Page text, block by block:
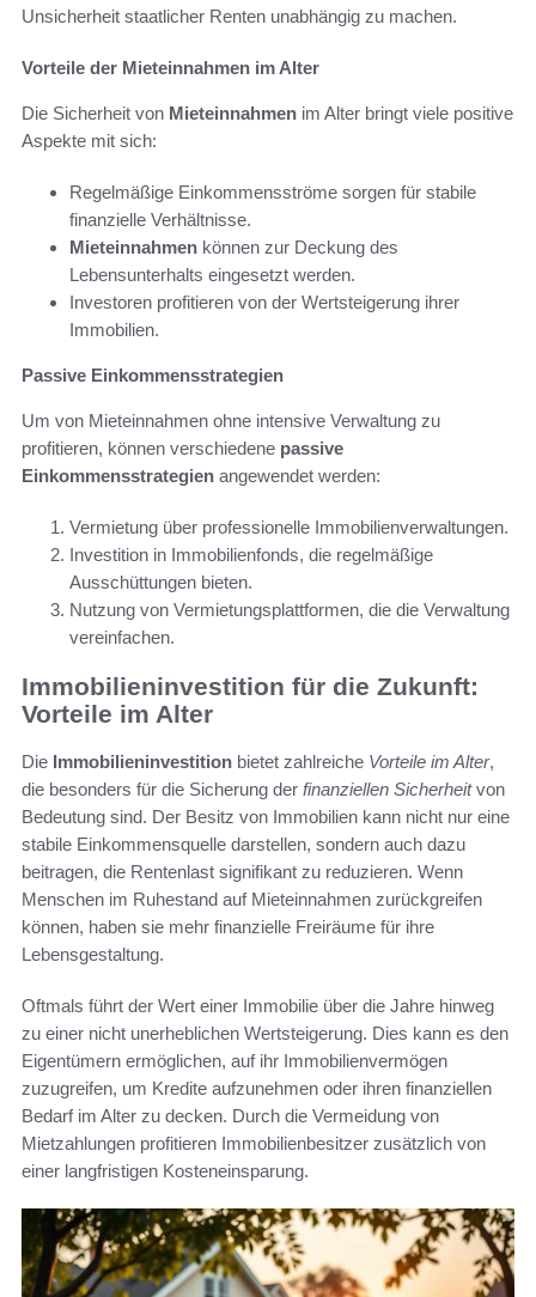
Unsicherheit staatlicher Renten unabhängig zu machen.
Vorteile der Mieteinnahmen im Alter
Die Sicherheit von Mieteinnahmen im Alter bringt viele positive
Aspekte mit sich:
Regelmäßige Einkommensströme sorgen für stabile
finanzielle Verhältnisse.
Mieteinnahmen können zur Deckung des
Lebensunterhalts eingesetzt werden.
Investoren profitieren von der Wertsteigerung ihrer
Immobilien.
Passive Einkommensstrategien
Um von Mieteinnahmen ohne intensive Verwaltung zu
profitieren, können verschiedene passive
Einkommensstrategien angewendet werden:
Vermietung über professionelle Immobilienverwaltungen.
Investition in Immobilienfonds, die regelmäßige
Ausschüttungen bieten.
Nutzung von Vermietungsplattformen, die die Verwaltung
vereinfachen.
Immobilieninvestition für die Zukunft:
Vorteile im Alter
Die Immobilieninvestition bietet zahlreiche Vorteile im Alter,
die besonders für die Sicherung der finanziellen Sicherheitvon
Bedeutung sind. Der Besitz von Immobilien kann nicht nur eine
stabile Einkommensquelle darstellen, sondern auch dazu
beitragen, die Rentenlast signifikant zu reduzieren. Wenn
Menschen im Ruhestand auf Mieteinnahmen zurückgreifen
können, haben sie mehr finanzielle Freiräume für ihre
Lebensgestaltung.
Oftmals führt der Wert einer Immobilie über die Jahre hinweg
zu einer nicht unerheblichen Wertsteigerung. Dies kann es den
Eigentümern ermöglichen, auf ihr Immobilienvermögen
zuzugreifen, um Kredite aufzunehmen oder ihren finanziellen
Bedarf im Alter zu decken. Durch die Vermeidung von
Mietzahlungen profitieren Immobilienbesitzer zusätzlich von
einer langfristigen Kosteneinsparung.